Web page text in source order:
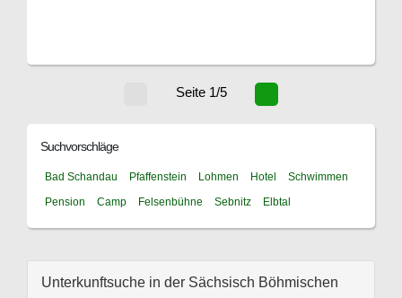
Seite 1/5
Suchvorschläge
Bad Schandau Pfaffenstein Lohmen Hotel
Schwimmen
Pension
Camp Felsenbühne Sebnitz Elbtal
Unterkunftsuche in der Sächsisch Böhmischen